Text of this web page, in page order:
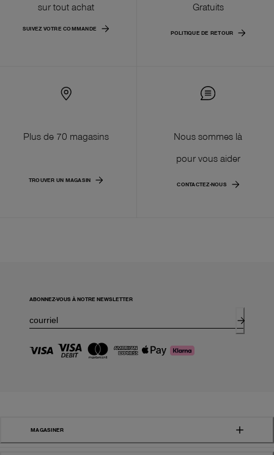
sur tout achat
SUIVEZ VOTRE COMMANDE
Gratuits
POLITIQUE DE RETOUR
Plus de 70 magasins
TROUVER UN MAGASIN
Nous sommes là
pour vous aider
CONTACTEZ-NOUS
ABONNEZ-VOUS À NOTRE NEWSLETTER
MAGASINER